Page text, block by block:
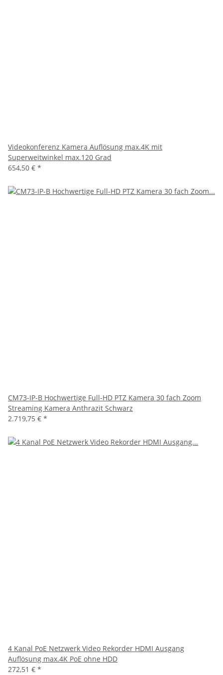
Videokonferenz Kamera Auflösung max.4K mit
Superweitwinkel max.120 Grad
654,50 € *
CM73-IP-B Hochwertige Full-HD PTZ Kamera 30 fach Zoom
Streaming Kamera Anthrazit Schwarz
2.719,75 € *
4 Kanal PoE Netzwerk Video Rekorder HDMI Ausgang
Auflösung max.4K PoE ohne HDD
272,51 € *